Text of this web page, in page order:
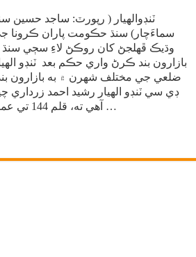
ٽنڊوالهيار ( رپورٽ: ساجد حسين
سماءَچار) سنڌ حڪومت پاران ڪرونا
وڌيڪ ڦهلجڻ کان روڪڻ لاءِ سڄي سنڌ
بازارون بند ڪرڻ واري حڪم بعد ٽنڊو
ضلعي جي مختلف شهرن ۾ به بازارون
ڊي سي ٽنڊو الهيار رشيد احمد زرداري
آهي ته، قلم 144 تي عمل …